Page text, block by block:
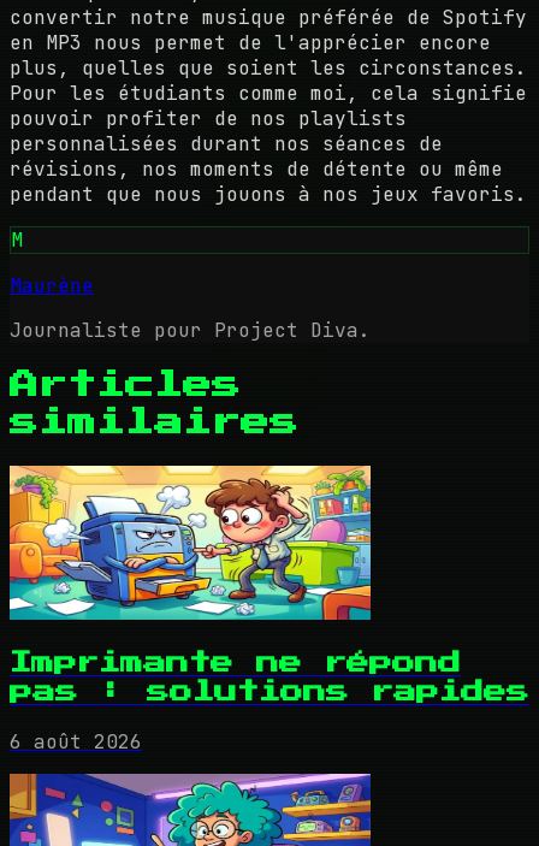
convertir notre musique préférée de Spotify
en MP3 nous permet de l'apprécier encore
plus, quelles que soient les circonstances.
Pour les étudiants comme moi, cela signifie
pouvoir profiter de nos playlists
personnalisées durant nos séances de
révisions, nos moments de détente ou même
pendant que nous jouons à nos jeux favoris.
M
Maurène
Journaliste pour Project Diva.
Articles
similaires
Imprimante ne répond
pas : solutions rapides
6 août 2026